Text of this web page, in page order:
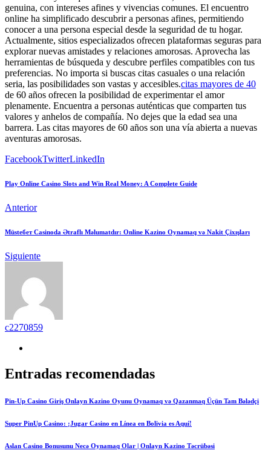
genuina, con intereses afines y vivencias comunes. El encuentro
online ha simplificado descubrir a personas afines, permitiendo
conocer a una persona especial desde la seguridad de tu hogar.
Actualmente, sitios especializados ofrecen plataformas seguras para
explorar nuevas amistades y relaciones amorosas. Aprovecha las
herramientas de búsqueda y descubre perfiles compatibles con tus
preferencias. No importa si buscas citas casuales o una relación
seria, las posibilidades son vastas y accesibles.citas mayores de 40
de 60 años ofrecen la posibilidad de experimentar el amor
plenamente. Encuentra a personas auténticas que comparten tus
valores y anhelos de compañía. No dejes que la edad sea una
barrera. Las citas mayores de 60 años son una vía abierta a nuevas
aventuras amorosas.
FacebookTwitterLinkedIn
Play Online Casino Slots and Win Real Money: A Complete Guide
Anterior
Müsteбет Casinoda Ətraflı Məlumatdır: Online Kazino Oynamaq və Nakit Çixışları
Siguiente
c2270859
Entradas recomendadas
Pin-Up Casino Giriş Onlayn Kazino Oyunu Oynamaq və Qazanmaq Üçün Tam Bələdçi
Super PinUp Casino: ¡Jugar Casino en Línea en Bolivia es Aquí!
Aslan Casino Bonusunu Necə Oynamaq Olar | Onlayn Kazino Təcrübəsi